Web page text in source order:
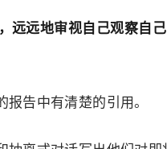
远远地审视自己观察自
告中有清楚的引用。